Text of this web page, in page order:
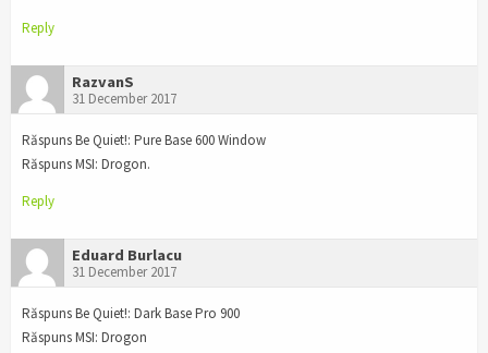
Reply
RazvanS
31 December 2017
Răspuns Be Quiet!: Pure Base 600 Window
Răspuns MSI: Drogon.
Reply
Eduard Burlacu
31 December 2017
Răspuns Be Quiet!: Dark Base Pro 900
Răspuns MSI: Drogon